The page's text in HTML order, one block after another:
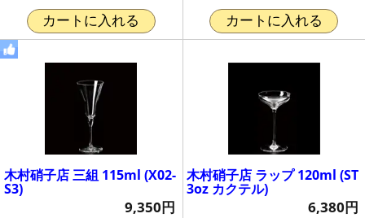
カートに入れる カートに入れる
木村硝子店 三組 115ml (X02-
S3)
9,350円
木村硝子店 ラップ 120ml (ST
3oz カクテル)
6,380円